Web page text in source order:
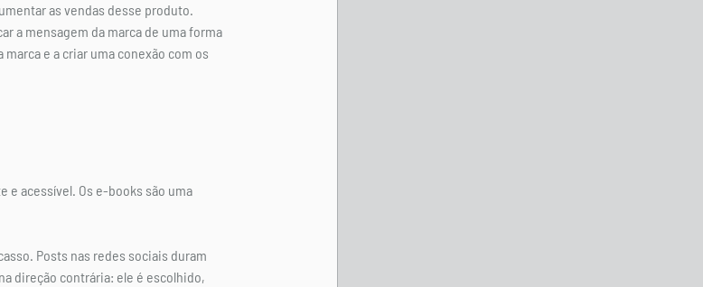
as vendas desse produto.
a mensagem da marca de uma forma
e a criar uma conexão com os
acessível. Os e-books são uma
Posts nas redes sociais duram
direção contrária: ele é escolhido,